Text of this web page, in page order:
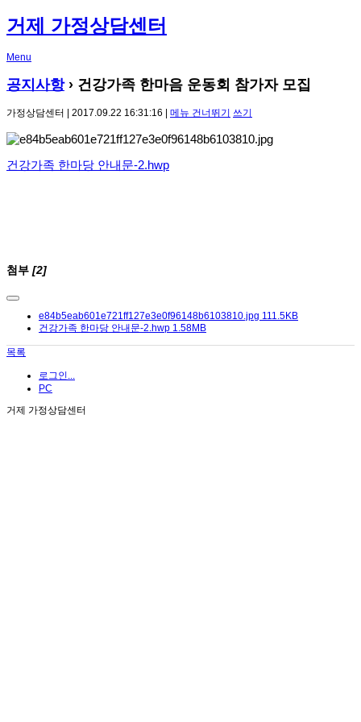
거제 가정상담센터
Menu
공지사항› 건강가족 한마음 운동회 참가자 모집
가정상담센터 | 2017.09.22 16:31:16 | 메뉴 건너뛰기 쓰기
건강가족 한마당 안내문-2.hwp
첨부 [2]
e84b5eab601e721ff127e3e0f96148b6103810.jpg 111.5KB
건강가족 한마당 안내문-2.hwp 1.58MB
목록
로그인...
PC
거제 가정상담센터